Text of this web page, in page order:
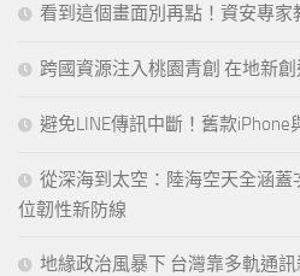
看到這個畫面別再點！資安專家
跨國資源注入桃園青創 在地新
避免LINE傳訊中斷！舊款
從深海到太空：陸海空天全涵
位韌性新防線
地緣政治風暴下 台灣靠多軌通